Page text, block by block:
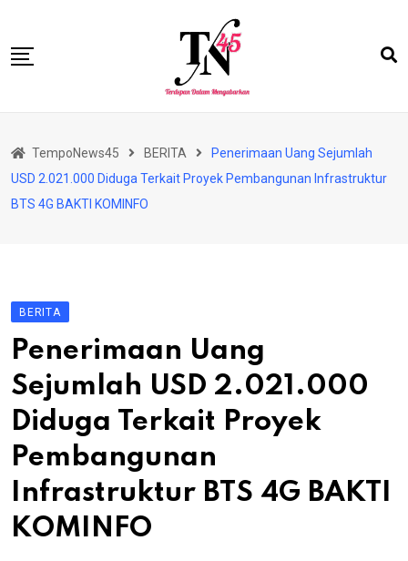
content
BISNIS
HUKRIM
PENDIDIKAN
TempoNews45 BERITA
Penerimaan Uang Sejumlah
USD 2.021.000 Diduga Terkait Proyek Pembangunan Infrastruktur
BTS 4G BAKTI KOMINFO
BERITA
Penerimaan Uang
Sejumlah USD 2.021.000
Diduga Terkait Proyek
Pembangunan
Infrastruktur BTS 4G BAKTI
KOMINFO